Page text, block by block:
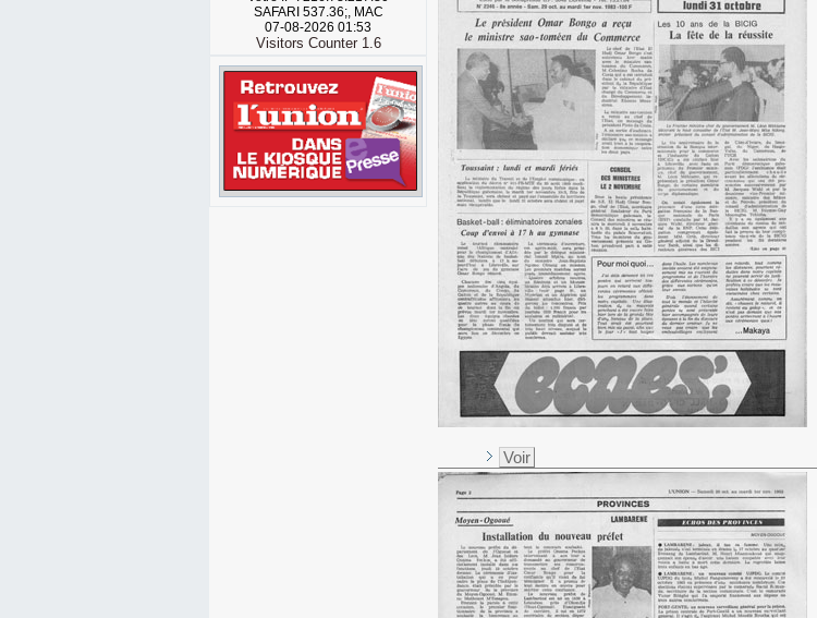
SAFARI 537.36;, MAC
07-08-2026 01:53
Visitors Counter 1.6
Voir